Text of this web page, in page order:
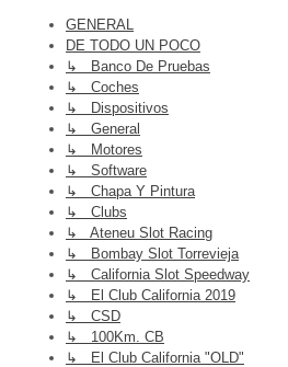
GENERAL
DE TODO UN POCO
↳ Banco De Pruebas
↳ Coches
↳ Dispositivos
↳ General
↳ Motores
↳ Software
↳ Chapa Y Pintura
↳ Clubs
↳ Ateneu Slot Racing
↳ Bombay Slot Torrevieja
↳ California Slot Speedway
↳ El Club California 2019
↳ CSD
↳ 100Km. CB
↳ El Club California "OLD"